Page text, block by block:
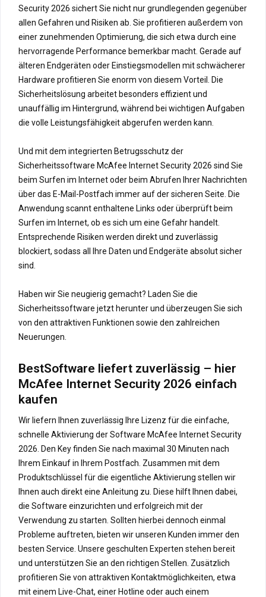
Security 2026 sichert Sie nicht nur grundlegenden gegenüber
allen Gefahren und Risiken ab. Sie profitieren außerdem von
einer zunehmenden Optimierung, die sich etwa durch eine
hervorragende Performance bemerkbar macht. Gerade auf
älteren Endgeräten oder Einstiegsmodellen mit schwächerer
Hardware profitieren Sie enorm von diesem Vorteil. Die
Sicherheitslösung arbeitet besonders effizient und
unauffällig im Hintergrund, während bei wichtigen Aufgaben
die volle Leistungsfähigkeit abgerufen werden kann.
Und mit dem integrierten Betrugsschutz der
Sicherheitssoftware McAfee Internet Security 2026 sind Sie
beim Surfen im Internet oder beim Abrufen Ihrer Nachrichten
über das E-Mail-Postfach immer auf der sicheren Seite. Die
Anwendung scannt enthaltene Links oder überprüft beim
Surfen im Internet, ob es sich um eine Gefahr handelt.
Entsprechende Risiken werden direkt und zuverlässig
blockiert, sodass all Ihre Daten und Endgeräte absolut sicher
sind.
Haben wir Sie neugierig gemacht? Laden Sie die
Sicherheitssoftware jetzt herunter und überzeugen Sie sich
von den attraktiven Funktionen sowie den zahlreichen
Neuerungen.
BestSoftware liefert zuverlässig – hier
McAfee Internet Security 2026 einfach
kaufen
Wir liefern Ihnen zuverlässig Ihre Lizenz für die einfache,
schnelle Aktivierung der Software McAfee Internet Security
2026. Den Key finden Sie nach maximal 30 Minuten nach
Ihrem Einkauf in Ihrem Postfach. Zusammen mit dem
Produktschlüssel für die eigentliche Aktivierung stellen wir
Ihnen auch direkt eine Anleitung zu. Diese hilft Ihnen dabei,
die Software einzurichten und erfolgreich mit der
Verwendung zu starten. Sollten hierbei dennoch einmal
Probleme auftreten, bieten wir unseren Kunden immer den
besten Service. Unsere geschulten Experten stehen bereit
und unterstützen Sie an den richtigen Stellen. Zusätzlich
profitieren Sie von attraktiven Kontaktmöglichkeiten, etwa
mit einem Live-Chat, einer Hotline oder auch einem